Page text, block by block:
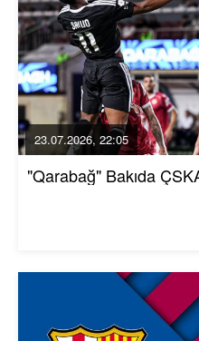
23.07.2026, 22:05
"Qarabağ" Bakıda